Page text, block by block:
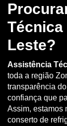
Técnica
Leste?
Assistência
toda a região
transparência
confiança que
Assim, estamos
conserto de